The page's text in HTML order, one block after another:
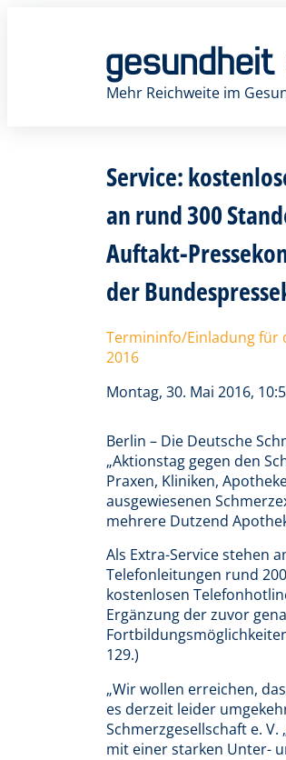
Mehr Reichweite im
Service:
an rund 300
Auftakt-
der
Termininfo/Einladung für
2016
Montag, 30. Mai 2016,
Berlin – Die Deutsche
„Aktionstag gegen den
Praxen, Kliniken,
ausgewiesenen
mehrere Dutzend
Als Extra-Service stehen
Telefonleitungen rund
kostenlosen
Ergänzung der zuvor
129.)
„Wir wollen erreichen,
es derzeit leider
Schmerzgesellschaft e.
mit einer starken Unter-